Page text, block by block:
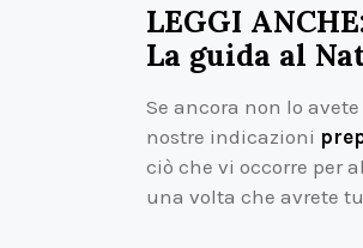
LEGGI
La guida al
Se ancora non lo
nostre indicazioni
ciò che vi occorre per
una volta che avrete